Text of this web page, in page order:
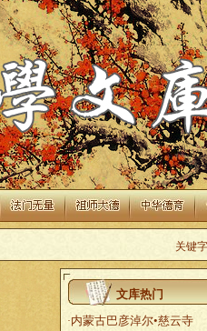
关键
文库热门
·内蒙古巴彦淖尔•慈云寺